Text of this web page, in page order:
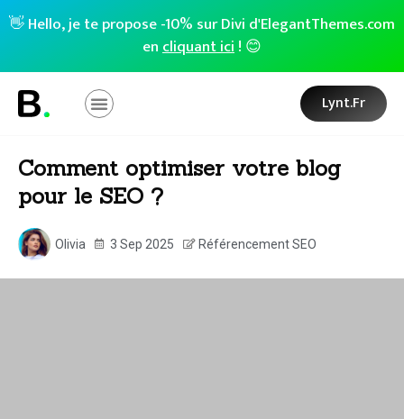
👋 Hello, je te propose -10% sur Divi d'ElegantThemes.com
encliquant ici! 😊
Lynt.fr
Comment optimiser votre blog
pour le SEO ?
Olivia 3 Sep 2025 Référencement SEO